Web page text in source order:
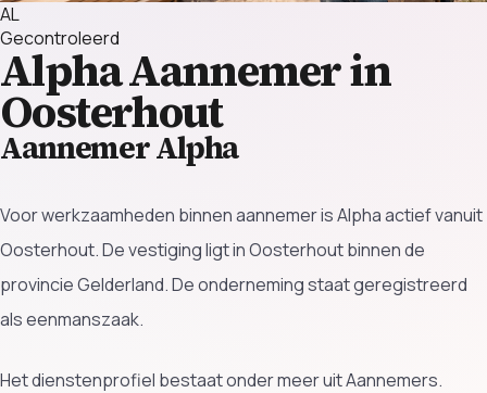
AL
Gecontroleerd
AlphaAannemer in
Oosterhout
Aannemer Alpha
Voor werkzaamheden binnen aannemer is Alpha actief vanuit
Oosterhout. De vestiging ligt in Oosterhout binnen de
provincie Gelderland. De onderneming staat geregistreerd
als eenmanszaak.
Het dienstenprofiel bestaat onder meer uit Aannemers.